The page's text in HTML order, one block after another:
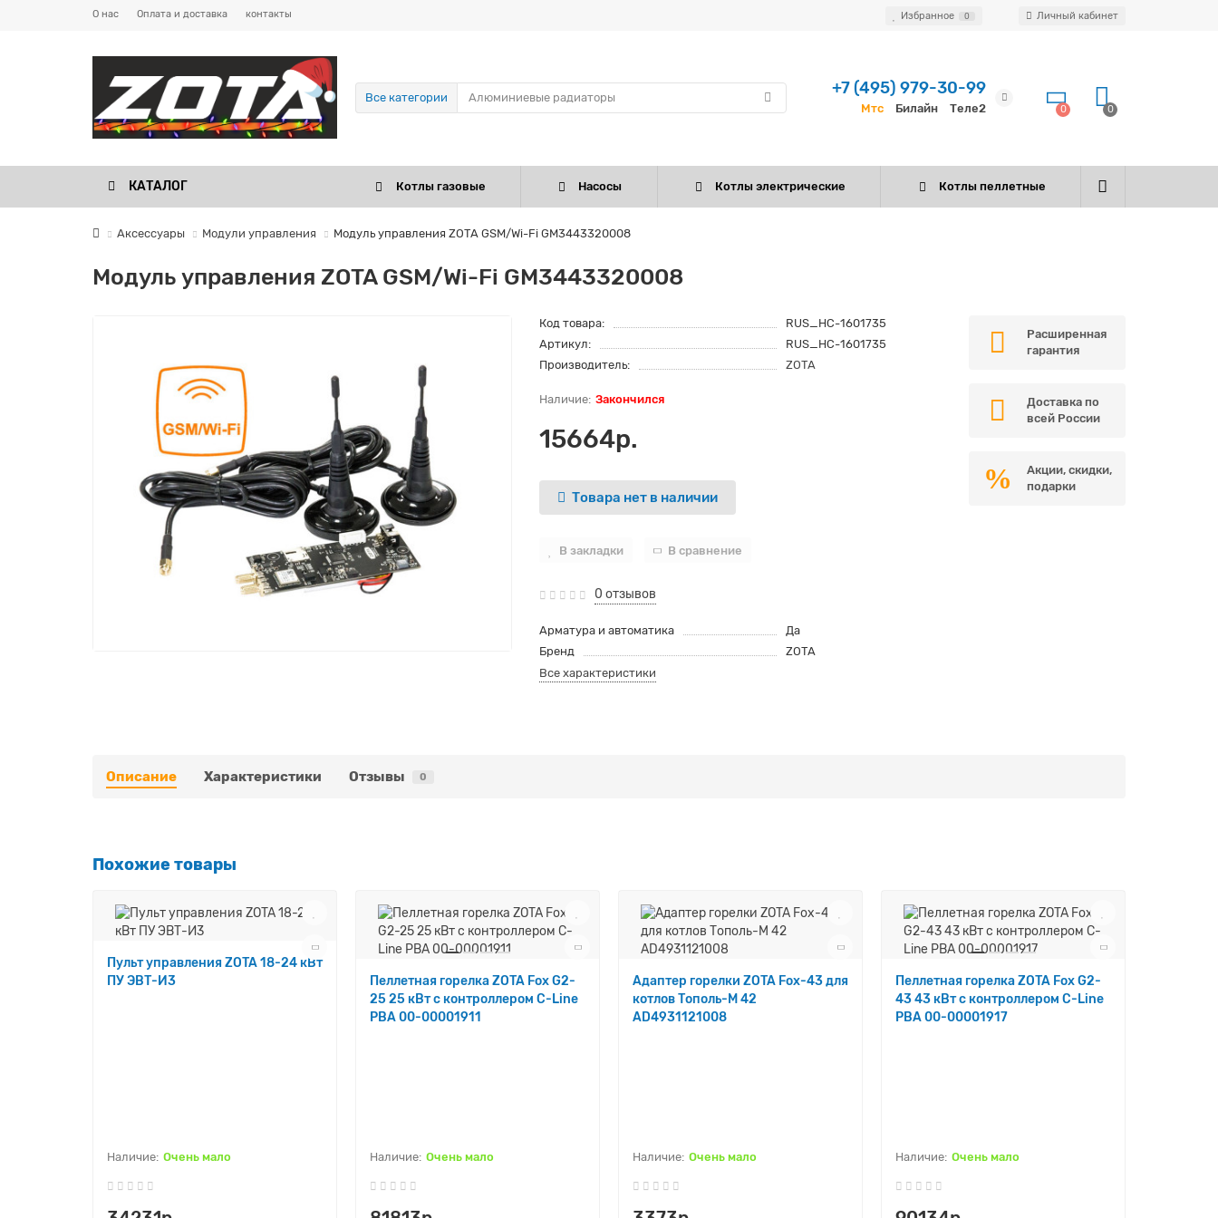
О нас Оплата и доставка контакты Избранное 0 Личный кабинет
Все категории
+7 (495) 979-30-99
Мтс Билайн Теле2 0 0
КАТАЛОГ Котлы газовые Насосы Котлы электрические Котлы пеллетные
Аксессуары Модули управления Модуль управления ZOTA GSM/Wi-Fi GM3443320008
Модуль управления ZOTA GSM/Wi-Fi GM3443320008
Код товара:
RUS_НС-1601735
Артикул:
RUS_НС-1601735
Производитель:
ZOTA
Закончился
15664р.
Товара нет в наличии
В закладки В сравнение
0 отзывов
Арматура и автоматика
Да
Бренд
ZOTA
Все характеристики
Расширенная
гарантия
Доставка по
всей России
Акции, скидки,
подарки
Описание Характеристики Отзывы 0
Похожие товары
Пульт управления ZOTA 18-24 кВт
ПУ ЭВТ-И3
Очень мало
Пеллетная горелка ZOTA Fox G2-
25 25 кВт с контроллером C-Line
PBA 00-00001911
Очень мало
Адаптер горелки ZOTA Fox-43 для
котлов Тополь-М 42
AD4931121008
Очень мало
Пеллетная горелка ZOTA Fox G2-
43 43 кВт с контроллером C-Line
PBA 00-00001917
Очень мало